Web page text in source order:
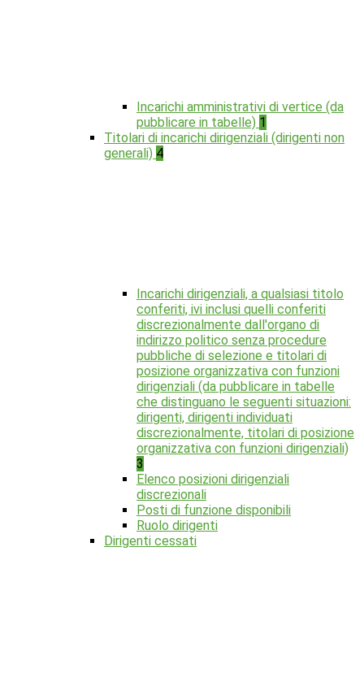
Incarichi amministrativi di vertice (da
pubblicare in tabelle) 1
Titolari di incarichi dirigenziali (dirigenti non
generali) 4
Incarichi dirigenziali, a qualsiasi titolo
conferiti, ivi inclusi quelli conferiti
discrezionalmente dall'organo di
indirizzo politico senza procedure
pubbliche di selezione e titolari di
posizione organizzativa con funzioni
dirigenziali (da pubblicare in tabelle
che distinguano le seguenti situazioni:
dirigenti, dirigenti individuati
discrezionalmente, titolari di posizione
organizzativa con funzioni dirigenziali)
3
Elenco posizioni dirigenziali
discrezionali
Posti di funzione disponibili
Ruolo dirigenti
Dirigenti cessati